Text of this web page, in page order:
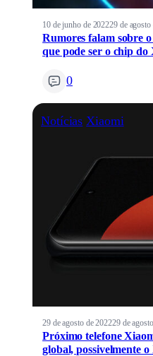
10 de junho de 202229 de agosto
Rumores falam sobre
que pode ser o chip do
0
Notícias Xiaomi
29 de agosto de 202229 de
Próximo telefone
global, possivelmente